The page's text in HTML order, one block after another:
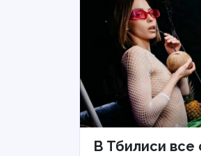
В Тбилиси все